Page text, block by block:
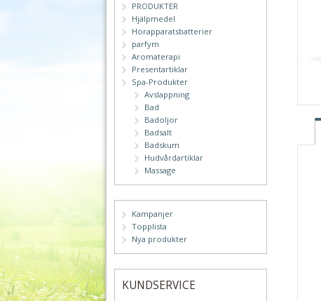
PRODUKTER
Hjälpmedel
Hörapparatsbatterier
parfym
Aromaterapi
Presentartiklar
Spa-Produkter
Avslappning
Bad
Badoljor
Badsalt
Badskum
Hudvårdartiklar
Massage
Kampanjer
Topplista
Nya produkter
KUNDSERVICE